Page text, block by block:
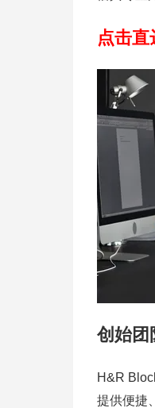
点击直
创始团
H&R
提供便捷